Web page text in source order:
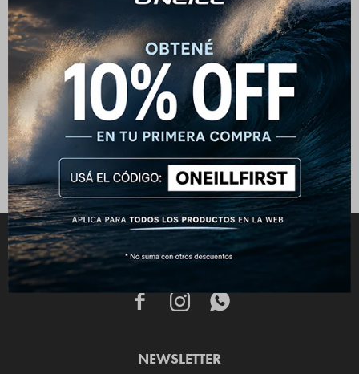
Campera O'Neill Full Zip
Leather Patch - Verde
Campera O'Neill Lark Sherpa -
Verde
$2.392 $ 2.990
CONECTATE
  
NEWSLETTER